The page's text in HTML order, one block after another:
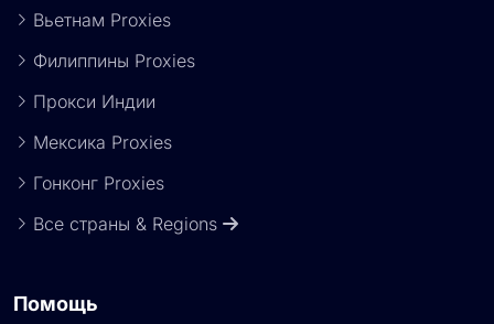
Вьетнам Proxies
Филиппины Proxies
Прокси Индии
Мексика Proxies
Гонконг Proxies
Все страны & Regions
Помощь